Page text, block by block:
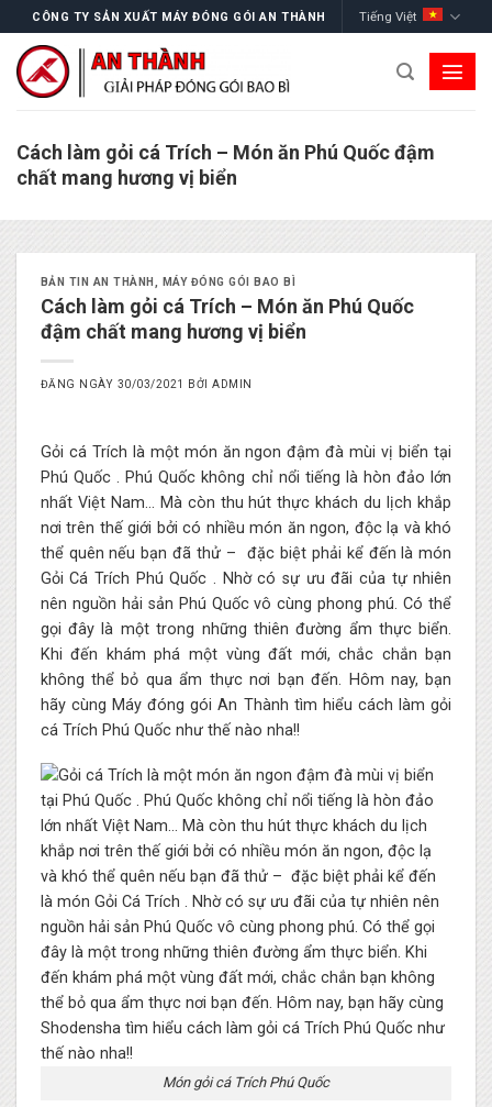
to
content
CÔNG TY SẢN XUẤT MÁY ĐÓNG GÓI AN THÀNH Tiếng Việt
Cách làm gỏi cá Trích – Món ăn Phú Quốc đậm
chất mang hương vị biển
BẢN TIN AN THÀNH MÁY ĐÓNG GÓI BAO BÌ
Cách làm gỏi cá Trích – Món ăn Phú Quốc
đậm chất mang hương vị biển
ĐĂNG NGÀY 30/03/2021 BỞIADMIN
Gỏi cá Trích là một món ăn ngon đậm đà mùi vị biển tại
Phú Quốc . Phú Quốc không chỉ nổi tiếng là hòn đảo lớn
nhất Việt Nam… Mà còn thu hút thực khách du lịch khắp
nơi trên thế giới bởi có nhiều món ăn ngon, độc lạ và khó
thể quên nếu bạn đã thử – đặc biệt phải kể đến là món
Gỏi Cá Trích Phú Quốc . Nhờ có sự ưu đãi của tự nhiên
nên nguồn hải sản Phú Quốc vô cùng phong phú. Có thể
gọi đây là một trong những thiên đường ẩm thực biển.
Khi đến khám phá một vùng đất mới, chắc chắn bạn
không thể bỏ qua ẩm thực nơi bạn đến. Hôm nay, bạn
hãy cùng Máy đóng gói An Thành tìm hiểu cách làm gỏi
cá Trích Phú Quốc như thế nào nha!!
Món gỏi cá Trích Phú Quốc